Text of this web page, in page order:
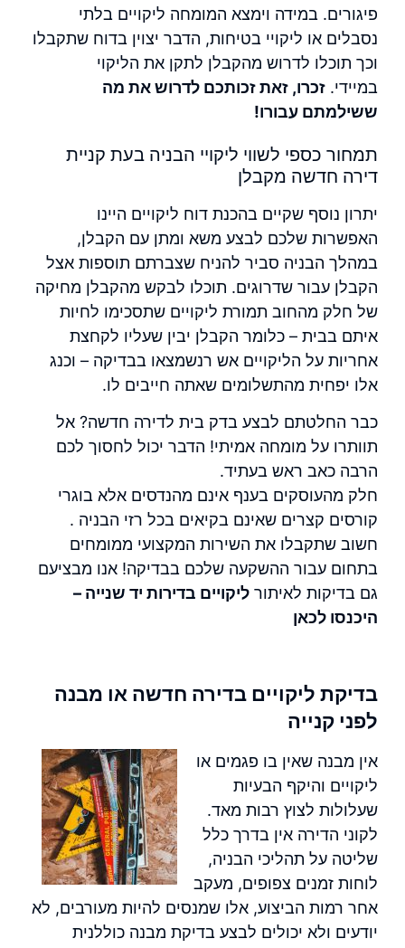
פיגורים.במידה וימצא המומחה ליקויים בלתי
נסבלים או ליקויי בטיחות, הדבר יצוין בדוח שתקבלו
וכך תוכלו לדרוש מהקבלן לתקן את הליקוי
במיידי.זכרו, זאת זכותכם לדרוש את מה
ששילמתם עבורו!
תמחור כספי לשווי ליקויי הבניה בעת קניית
דירה חדשה מקבלן
יתרון נוסף שקיים בהכנת דוח ליקויים היינו
האפשרות שלכם לבצע משא ומתן עם הקבלן,
במהלך הבניה סביר להניח שצברתם תוספות אצל
הקבלן עבור שדרוגים. תוכלו לבקש מהקבלן מחיקה
של חלק מהחוב תמורת ליקויים שתסכימו לחיות
איתם בבית – כלומר הקבלן יבין שעליו לקחצת
אחריות על הליקויים אש רנשמצאו בבדיקה – וכנג
אלו יפחית מהתשלומים שאתה חייבים לו.
כבר החלטתם לבצעבדק בית לדירה חדשה? אל
תוותרו על מומחה אמיתי! הדבר יכול לחסוך לכם
הרבה כאב ראש בעתיד.
חלק מהעוסקים בענף אינם מהנדסים אלא בוגרי
קורסים קצרים שאינם בקיאים בכל רזי הבניה .
חשוב שתקבלו את השירות המקצועי ממומחים
בתחום עבור ההשקעה שלכם בבדיקה! אנו מבציעם
גם בדיקות לאיתורליקויים בדירות יד שנייה –
היכנסו לכאן
בדיקת ליקויים בדירה חדשה או מבנה
לפני קנייה
אין מבנה שאין בו פגמים או
ליקויים והיקף הבעיות
שעלולות לצוץ רבות מאד.
לקוני הדירה אין בדרך כלל
שליטה על תהליכי הבניה,
לוחות זמנים צפופים, מעקב
אחר רמות הביצוע, אלו שמנסים להיות מעורבים, לא
יודעים ולא יכולים לבצע בדיקת מבנה כוללנית